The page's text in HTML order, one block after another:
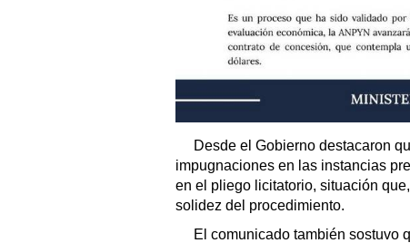
Desde el Gobierno destacaron
impugnaciones en las instancias
en el pliego licitatorio, situación
solidez del procedimiento.
El comunicado también sostuvo